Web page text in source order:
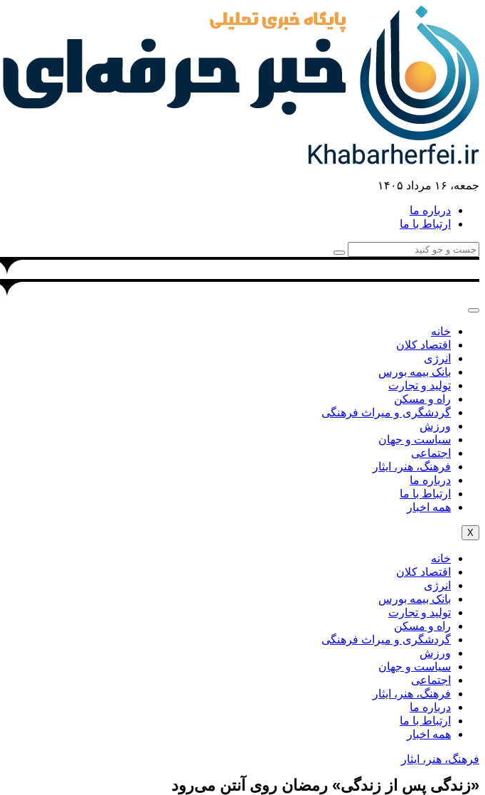
جمعه، ۱۶ مرداد ۱۴۰۵
درباره ما
ارتباط با ما
خانه
اقتصاد کلان
انرژی
بانک بیمه بورس
تولید و تجارت
راه و مسکن
گردشگری و میراث فرهنگی
ورزش
سیاست و جهان
اجتماعی
فرهنگ، هنر، ایثار
درباره ما
ارتباط با ما
همه اخبار
X
خانه
اقتصاد کلان
انرژی
بانک بیمه بورس
تولید و تجارت
راه و مسکن
گردشگری و میراث فرهنگی
ورزش
سیاست و جهان
اجتماعی
فرهنگ، هنر، ایثار
درباره ما
ارتباط با ما
همه اخبار
فرهنگ، هنر، ایثار
«زندگی پس از زندگی» رمضان روی آنتن می‌رود